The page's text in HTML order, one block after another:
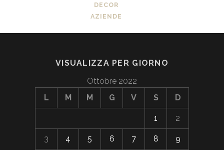
DECOR
AZIENDE
VISUALIZZA PER GIORNO
Ottobre 2022
L
M M G V S D
1 2
3 4 5 6 7 8 9